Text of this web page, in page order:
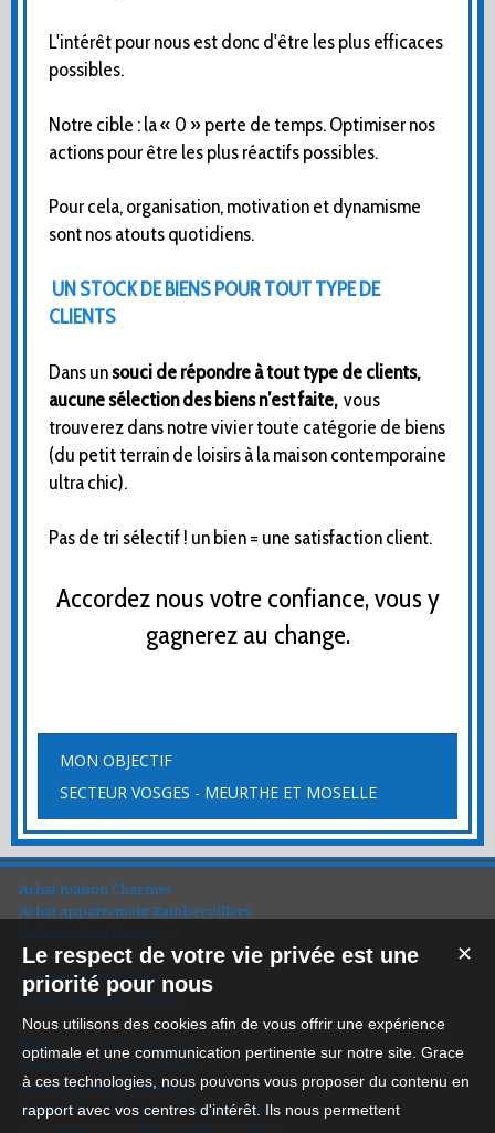
L'intérêt pour nous est donc d'être les plus efficaces
possibles.
Notre cible : la « 0 » perte de temps. Optimiser nos
actions pour être les plus réactifs possibles.
Pour cela, organisation, motivation et dynamisme
sont nos atouts quotidiens.
UN STOCK DE BIENS POUR TOUT TYPE DE
CLIENTS
Dans unsouci de répondre à tout type de clients,
aucune sélection des biens n’est faite, vous
trouverez dans notre vivier toute catégorie de biens
(du petit terrain de loisirs à la maison contemporaine
ultra chic).
Pas de tri sélectif ! un bien = une satisfaction client.
Accordez nous votre confiance, vous y
gagnerez au change.
MON OBJECTIF
SECTEUR VOSGES - MEURTHE ET MOSELLE
Achat maison Charmes
Achat appartement Rambervillers
Achat maison Portieux
Achat maison Épinal
Achat immeuble Golbey
Maison à vendre Charmes
Immeuble à vendre Épinal
Maison à vendre Nomexy
Appartement à vendre Rambervillers
✕
Le respect de votre vie privée est une
priorité pour nous
Nous utilisons des cookies afin de vous offrir une expérience
optimale et une communication pertinente sur notre site. Grace
à ces technologies, nous pouvons vous proposer du contenu en
rapport avec vos centres d'intérêt. Ils nous permettent